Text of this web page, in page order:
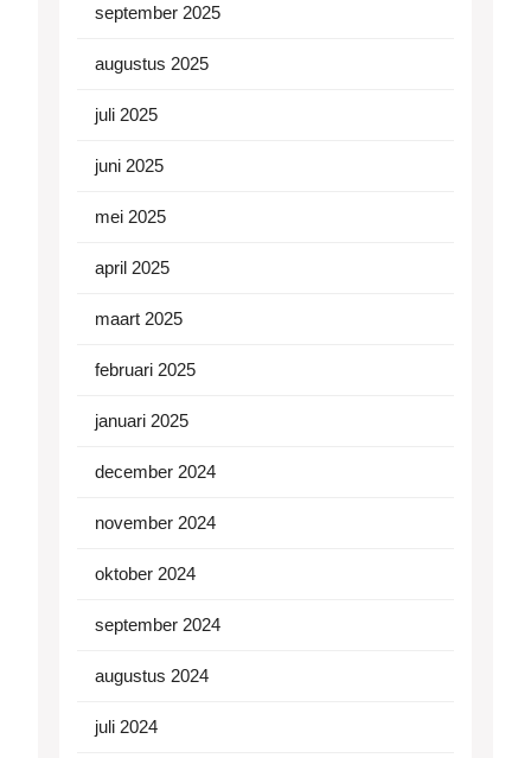
september 2025
augustus 2025
juli 2025
juni 2025
mei 2025
april 2025
maart 2025
februari 2025
januari 2025
december 2024
november 2024
oktober 2024
september 2024
augustus 2024
juli 2024